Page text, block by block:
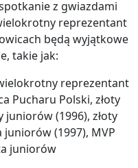
z gwiazdami
reprezentant
będą wyjątkowe
takie jak:
reprezentant
Pucharu Polski, złoty
(1996), złoty
(1997), MVP
juniorów